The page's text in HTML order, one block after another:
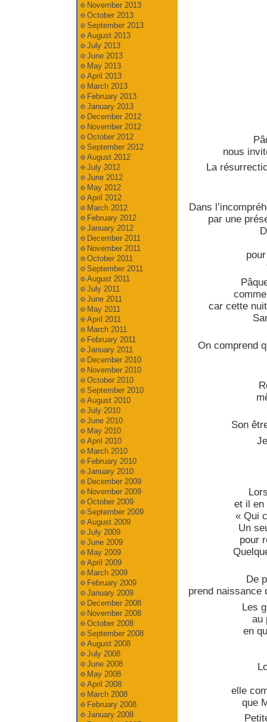
nous
La
Dans
par une
car cette
On comprend
Son
et il en
« Qui
Un
pour
De
prend naissance
Les
au
en
elle
que
November 2013
October 2013
September 2013
August 2013
July 2013
June 2013
May 2013
April 2013
March 2013
February 2013
January 2013
December 2012
November 2012
October 2012
September 2012
August 2012
July 2012
June 2012
May 2012
April 2012
March 2012
February 2012
January 2012
December 2011
November 2011
October 2011
September 2011
August 2011
July 2011
June 2011
May 2011
April 2011
March 2011
February 2011
January 2011
December 2010
November 2010
October 2010
September 2010
August 2010
July 2010
June 2010
May 2010
April 2010
March 2010
February 2010
January 2010
December 2009
November 2009
October 2009
September 2009
August 2009
July 2009
June 2009
May 2009
April 2009
March 2009
February 2009
January 2009
December 2008
November 2008
October 2008
September 2008
August 2008
July 2008
June 2008
May 2008
April 2008
March 2008
February 2008
January 2008